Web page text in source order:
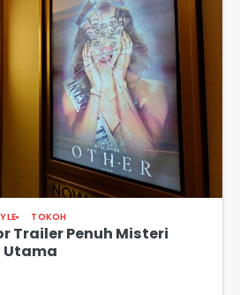
TOKOH
Trailer Penuh Misteri
Utama